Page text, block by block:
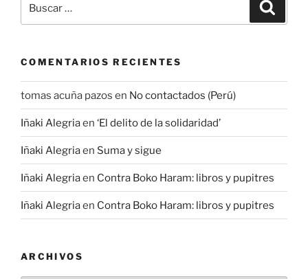
por:
COMENTARIOS RECIENTES
tomas acuña pazos en No contactados (Perú)
Iñaki Alegriaen ‘El delito de la solidaridad’
Iñaki Alegriaen Suma y sigue
Iñaki Alegriaen Contra Boko Haram: libros y pupitres
Iñaki Alegriaen Contra Boko Haram: libros y pupitres
ARCHIVOS